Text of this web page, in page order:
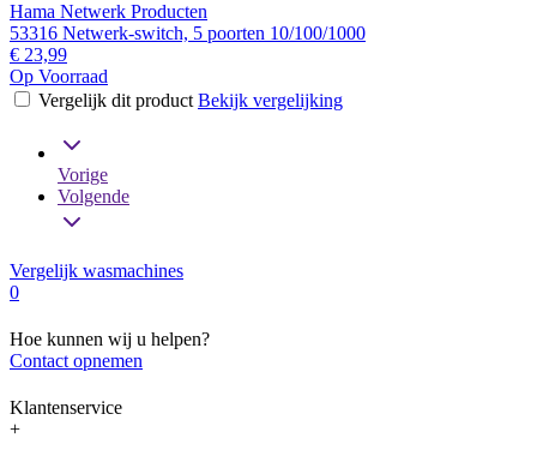
Hama Netwerk Producten
53316 Netwerk-switch, 5 poorten 10/100/1000
€ 23,99
Op Voorraad
Vergelijk dit product Bekijk vergelijking
Vorige
Volgende
Vergelijk wasmachines
0
Hoe kunnen wij u helpen?
Contact opnemen
Klantenservice
+